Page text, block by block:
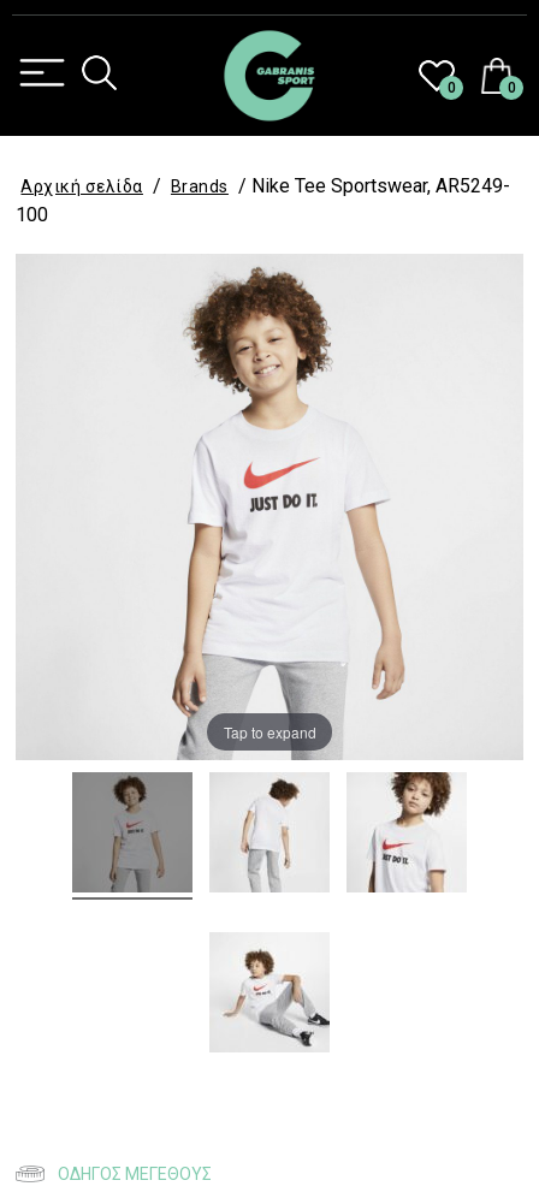
0 0
Αρχική σελίδα / Brands
/ Nike Tee Sportswear, AR5249-
100
Tap to expand
ΟΔΗΓΌΣ ΜΕΓΈΘΟΥΣ